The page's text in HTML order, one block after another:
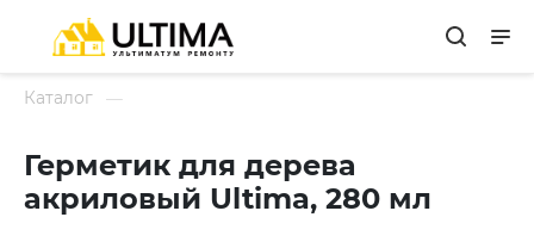
Каталог
Герметик для дерева
акриловый Ultima, 280 мл